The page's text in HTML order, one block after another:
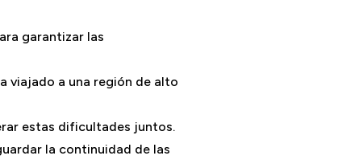
garantizar las
viajado a una región de alto
estas dificultades juntos.
la continuidad de las